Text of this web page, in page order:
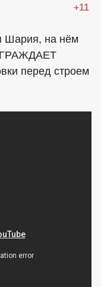
+11
Шария, на нём
перед строем